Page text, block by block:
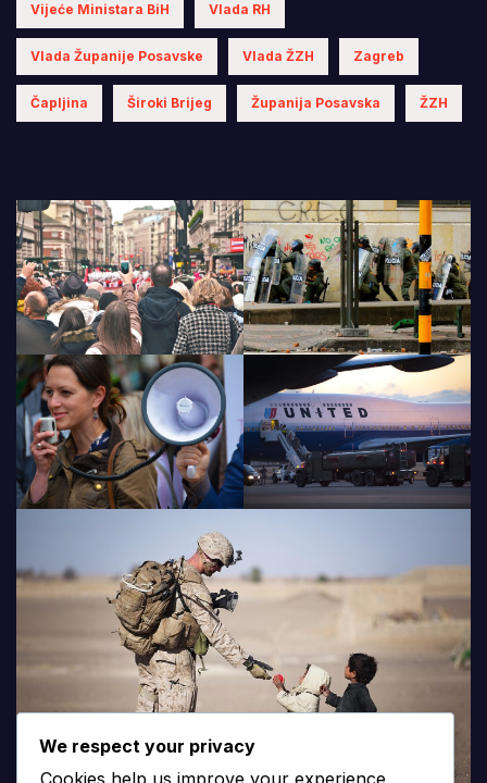
Vijeće Ministara BiH Vlada RH
Vlada Županije Posavske Vlada ŽZH Zagreb
Čapljina Široki Brijeg Županija Posavska ŽZH
We respect your privacy
Cookies help us improve your experience,